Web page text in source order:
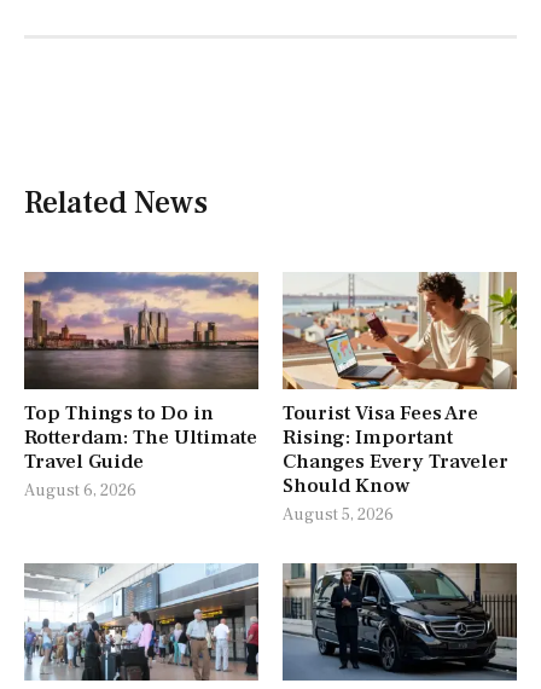
Related News
Top Things to Do in
Rotterdam: The Ultimate
Travel Guide
August 6, 2026
Tourist Visa Fees Are
Rising: Important
Changes Every Traveler
Should Know
August 5, 2026